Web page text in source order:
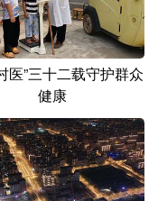
医”三十二载守护群众
健康